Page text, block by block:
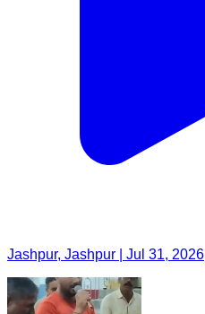
Jashpur, Jashpur | Jul 31, 2026